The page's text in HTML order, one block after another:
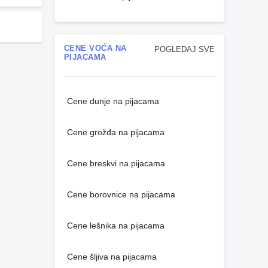
POGLEDAJ SVE
CENE VOĆA NA
PIJACAMA
Cene dunje na pijacama
Cene grožđa na pijacama
Cene breskvi na pijacama
Cene borovnice na pijacama
Cene lešnika na pijacama
Cene šljiva na pijacama